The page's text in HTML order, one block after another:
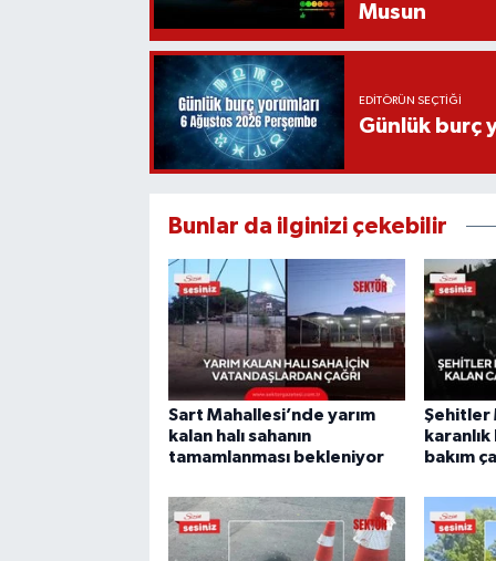
Musun
EDITÖRÜN SEÇTIĞI
Günlük burç
Bunlar da ilginizi çekebilir
Sart Mahallesi’nde yarım
kalan halı sahanın
tamamlanması bekleniyor
Şehitler
bakım